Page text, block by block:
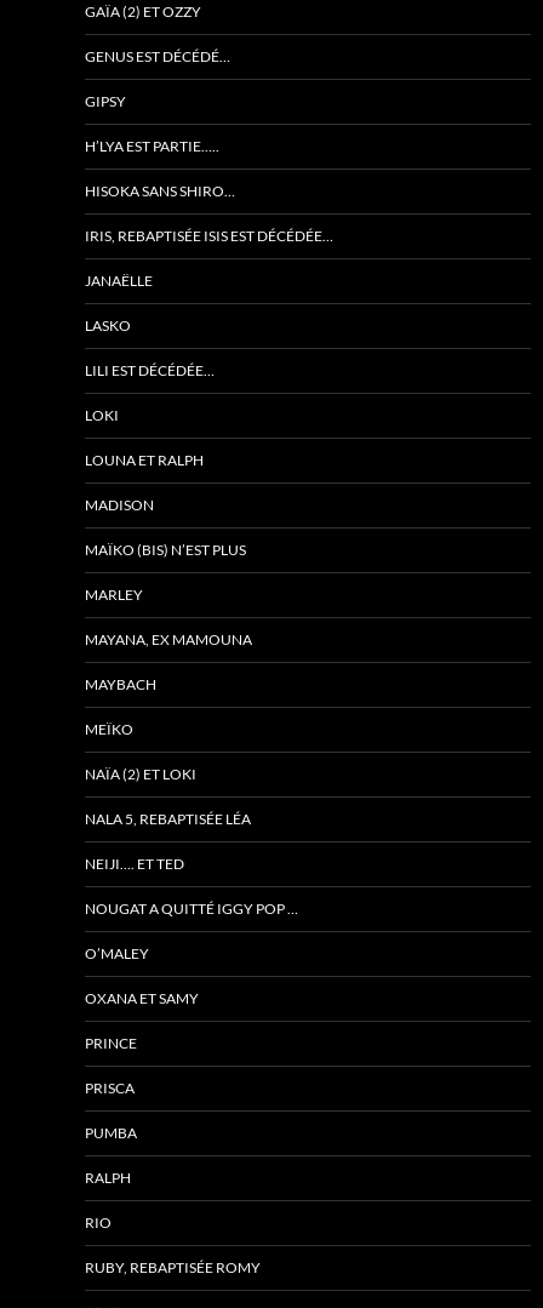
GAÏA (2) ET OZZY
GENUS EST DÉCÉDÉ…
GIPSY
H’LYA EST PARTIE…..
HISOKA SANS SHIRO…
IRIS, REBAPTISÉE ISIS EST DÉCÉDÉE…
JANAËLLE
LASKO
LILI EST DÉCÉDÉE…
LOKI
LOUNA ET RALPH
MADISON
MAÏKO (BIS) N’EST PLUS
MARLEY
MAYANA, EX MAMOUNA
MAYBACH
MEÏKO
NAÏA (2) ET LOKI
NALA 5, REBAPTISÉE LÉA
NEIJI…. ET TED
NOUGAT A QUITTÉ IGGY POP …
O’MALEY
OXANA ET SAMY
PRINCE
PRISCA
PUMBA
RALPH
RIO
RUBY, REBAPTISÉE ROMY